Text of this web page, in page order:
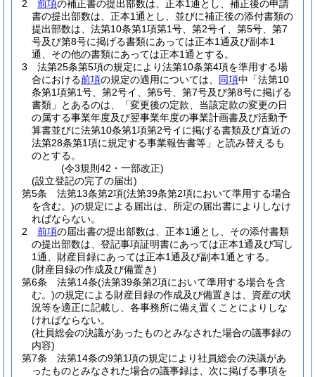
2
前項の補正書の提出部数は、正本1通とし、補正後の申請
書の提出部数は、正本1通とし、並びに補正後の添付書類の
提出部数は、法第10条第1項第1号、第2号イ、第5号、第7
号及び第8号に掲げる書類にあっては正本1通及び副本1
通、その他の書類にあっては正本1通とする。
3
法第25条第5項の規定により法第10条第4項を準用する場
合における前項の規定の適用については、 同項中「法第10
条第1項第1号、第2号イ、第5号、第7号及び第8号に掲げる
書類」とあるのは、「変更後の定款、当該定款の変更の日
の属する事業年度及び翌事業年度の事業計画書及び活動予
算書並びに法第10条第1項第2号イに掲げる書類及び直近の
法第28条第1項に規定する事業報告書等」と読み替えるも
のとする。
(令3規則42・一部改正)
(設立登記の完了の届出)
第5条
法第13条第2項(法第39条第2項において準用する場合
を含む。)の規定による届出は、所定の届出書によりしなけ
ればならない。
2
前項の届出書の提出部数は、正本1通とし、その添付書類
の提出部数は、登記事項証明書にあっては正本1通及び写し
1通、財産目録にあっては正本1通及び副本1通とする。
(財産目録の作成及び備置き)
第6条
法第14条(法第39条第2項において準用する場合を含
む。)の規定による財産目録の作成及び備置きは、資産の状
況等を適正に記載し、各事務所に備え置くことによりしな
ければならない。
(社員総会の決議があったものとみなされた場合の議事録の
内容)
第7条
法第14条の9第1項の規定により社員総会の決議があ
ったものとみなされた場合の議事録は、次に掲げる事項を